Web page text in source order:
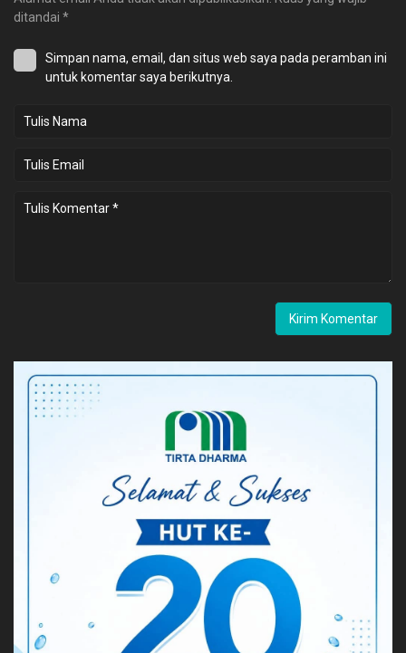
ditandai *
Simpan nama, email, dan situs web saya pada peramban ini
untuk komentar saya berikutnya.